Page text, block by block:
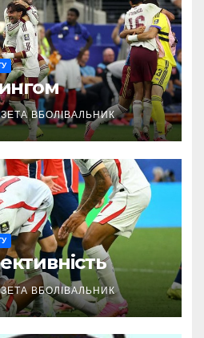
ВБОЛІВАЛЬНИК
ВБОЛІВАЛЬНИК